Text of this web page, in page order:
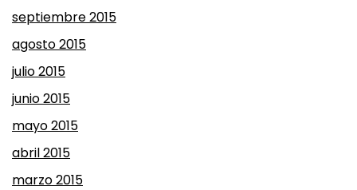
septiembre 2015
agosto 2015
julio 2015
junio 2015
mayo 2015
abril 2015
marzo 2015